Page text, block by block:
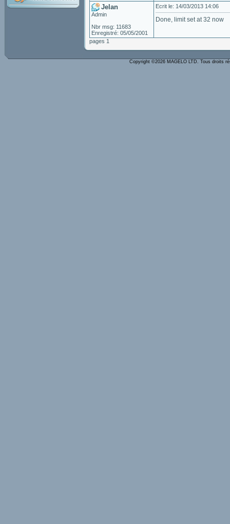
Jelan
Admin
Nbr msg: 11683
Enregistré: 05/05/2001
Ecrit le: 14/03/2013 14:06
Done, limit set at 32 now
pages 1
Copyright ©2026 MAGELO LTD. Tous droits